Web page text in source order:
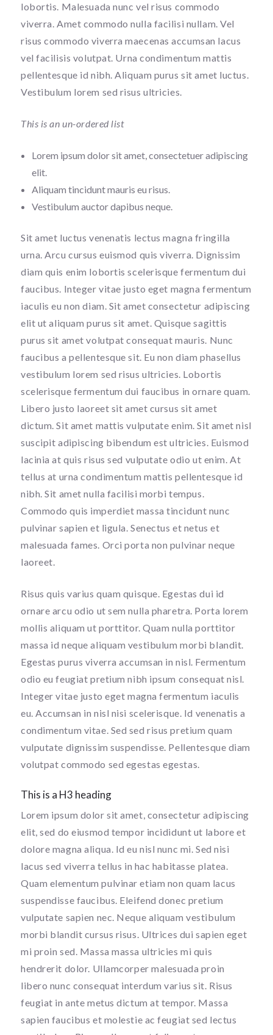
lobortis. Malesuada nunc vel risus commodo
viverra. Amet commodo nulla facilisi nullam. Vel
risus commodo viverra maecenas accumsan lacus
vel facilisis volutpat. Urna condimentum mattis
pellentesque id nibh. Aliquam purus sit amet luctus.
Vestibulum lorem sed risus ultricies.
This is an un-ordered list
Lorem ipsum dolor sit amet, consectetuer adipiscing
elit.
Aliquam tincidunt mauris eu risus.
Vestibulum auctor dapibus neque.
Sit amet luctus venenatis lectus magna fringilla
urna. Arcu cursus euismod quis viverra. Dignissim
diam quis enim lobortis scelerisque fermentum dui
faucibus. Integer vitae justo eget magna fermentum
iaculis eu non diam. Sit amet consectetur adipiscing
elit ut aliquam purus sit amet. Quisque sagittis
purus sit amet volutpat consequat mauris. Nunc
faucibus a pellentesque sit. Eu non diam phasellus
vestibulum lorem sed risus ultricies. Lobortis
scelerisque fermentum dui faucibus in ornare quam.
Libero justo laoreet sit amet cursus sit amet
dictum. Sit amet mattis vulputate enim. Sit amet nisl
suscipit adipiscing bibendum est ultricies. Euismod
lacinia at quis risus sed vulputate odio ut enim. At
tellus at urna condimentum mattis pellentesque id
nibh. Sit amet nulla facilisi morbi tempus.
Commodo quis imperdiet massa tincidunt nunc
pulvinar sapien et ligula. Senectus et netus et
malesuada fames. Orci porta non pulvinar neque
laoreet.
Risus quis varius quam quisque. Egestas dui id
ornare arcu odio ut sem nulla pharetra. Porta lorem
mollis aliquam ut porttitor. Quam nulla porttitor
massa id neque aliquam vestibulum morbi blandit.
Egestas purus viverra accumsan in nisl. Fermentum
odio eu feugiat pretium nibh ipsum consequat nisl.
Integer vitae justo eget magna fermentum iaculis
eu. Accumsan in nisl nisi scelerisque. Id venenatis a
condimentum vitae. Sed sed risus pretium quam
vulputate dignissim suspendisse. Pellentesque diam
volutpat commodo sed egestas egestas.
This is a H3 heading
Lorem ipsum dolor sit amet, consectetur adipiscing
elit, sed do eiusmod tempor incididunt ut labore et
dolore magna aliqua. Id eu nisl nunc mi. Sed nisi
lacus sed viverra tellus in hac habitasse platea.
Quam elementum pulvinar etiam non quam lacus
suspendisse faucibus. Eleifend donec pretium
vulputate sapien nec. Neque aliquam vestibulum
morbi blandit cursus risus. Ultrices dui sapien eget
mi proin sed. Massa massa ultricies mi quis
hendrerit dolor. Ullamcorper malesuada proin
libero nunc consequat interdum varius sit. Risus
feugiat in ante metus dictum at tempor. Massa
sapien faucibus et molestie ac feugiat sed lectus